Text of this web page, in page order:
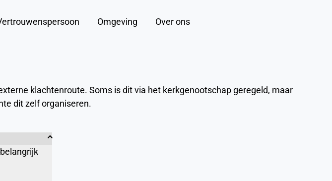
Omgeving Over ons
klachtenroute. Soms is dit via het kerkgenootschap geregeld, maar
dit zelf organiseren.